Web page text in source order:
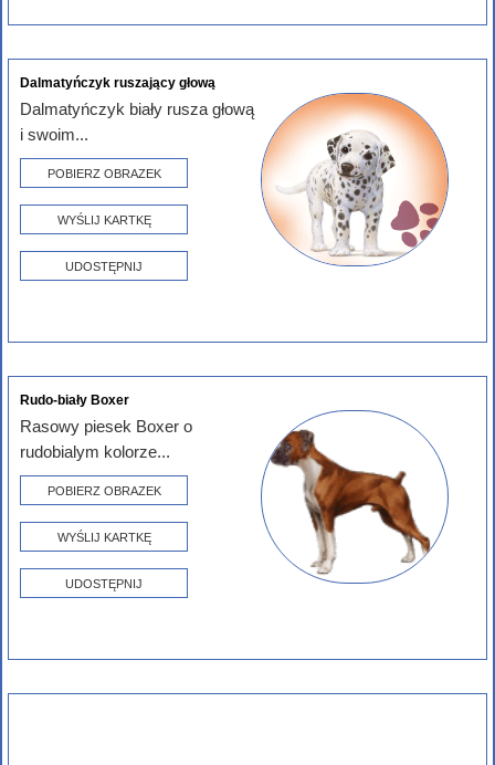
Dalmatyńczyk ruszający głową
Dalmatyńczyk biały rusza głową
i swoim...
POBIERZ OBRAZEK
WYŚLIJ KARTKĘ
UDOSTĘPNIJ
Rudo-biały Boxer
Rasowy piesek Boxer o
rudobialym kolorze...
POBIERZ OBRAZEK
WYŚLIJ KARTKĘ
UDOSTĘPNIJ